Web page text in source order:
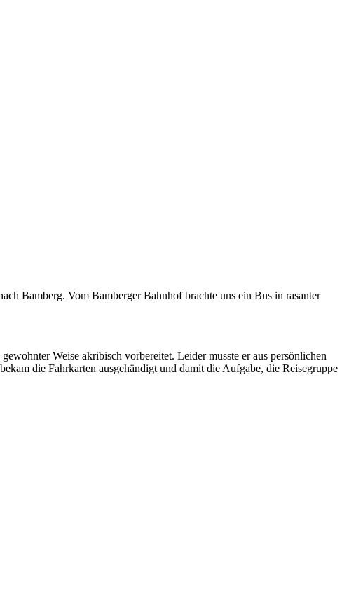
Bamberg. Vom Bamberger Bahnhof brachte uns ein Bus in rasanter
Weise akribisch vorbereitet. Leider musste er aus persönlichen
die Fahrkarten ausgehändigt und damit die Aufgabe, die Reisegruppe